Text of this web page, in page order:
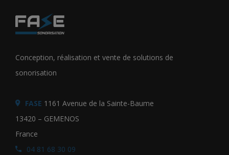
Conception, réalisation et vente de solutions de
sonorisation
FASE 1161 Avenue de la Sainte-Baume
13420 – GEMENOS
France
04 81 68 30 09